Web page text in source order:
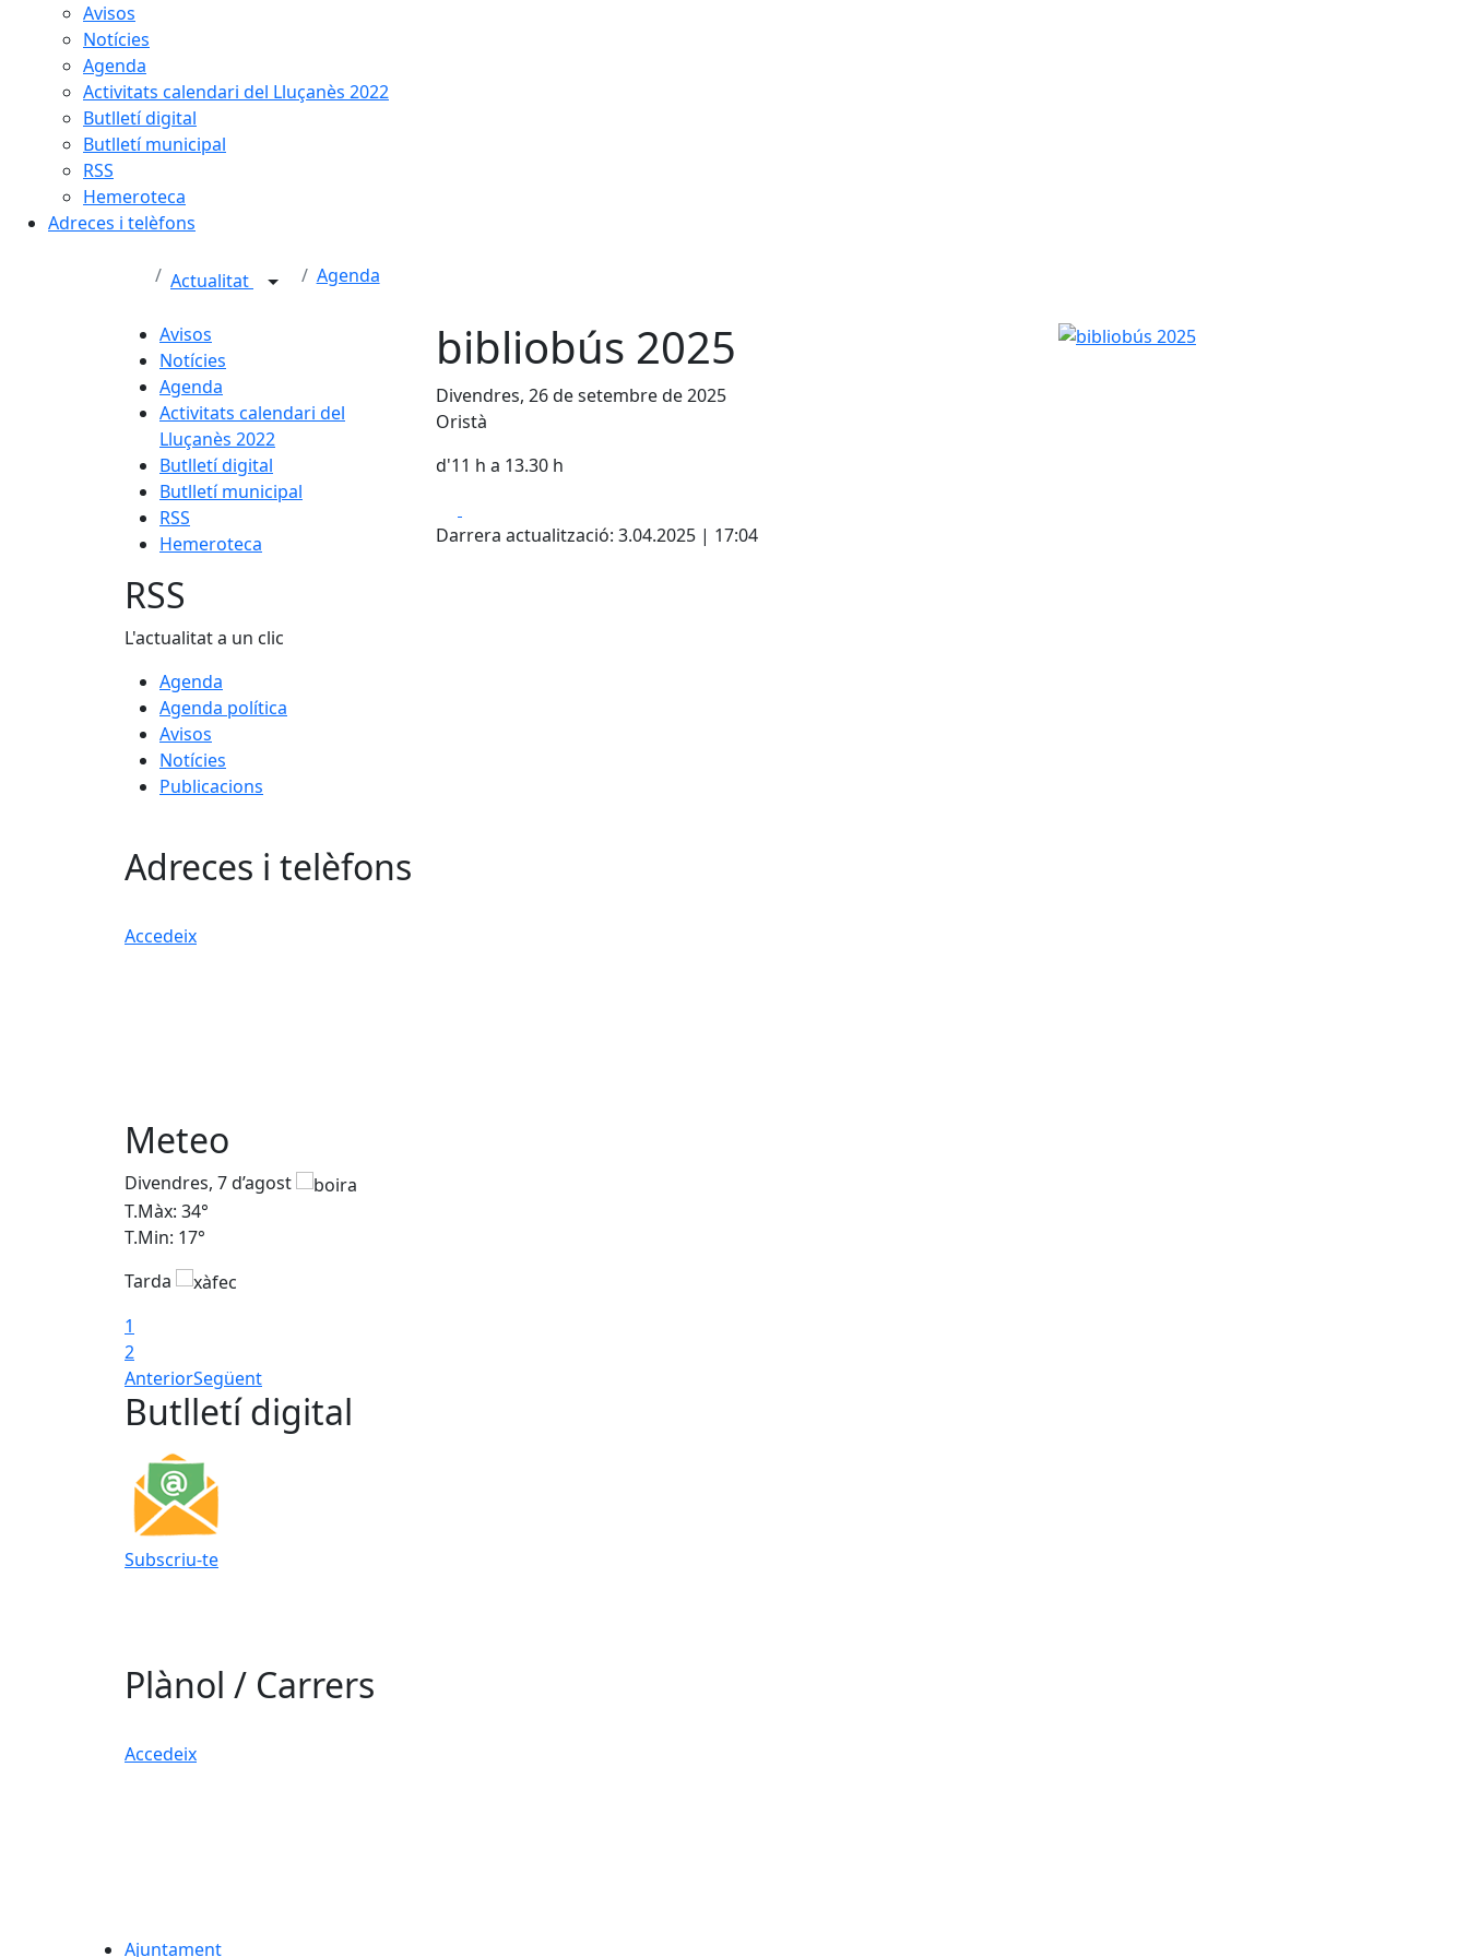
Avisos
Notícies
Agenda
Activitats calendari del Lluçanès 2022
Butlletí digital
Butlletí municipal
RSS
Hemeroteca
Adreces i telèfons
Actualitat Agenda
Avisos
Notícies
Agenda
Activitats calendari del
Lluçanès 2022
Butlletí digital
Butlletí municipal
RSS
Hemeroteca
bibliobús 2025
Divendres, 26 de setembre de 2025
Oristà
d'11 h a 13.30 h
Darrera actualització: 3.04.2025 | 17:04
bibliobús 2025
RSS
L'actualitat a un clic
Agenda
Agenda política
Avisos
Notícies
Publicacions
Adreces i telèfons
Accedeix
Meteo
Divendres, 7 d’agost
T.Màx: 34°
T.Min: 17°
Tarda
1
2
AnteriorSegüent
Butlletí digital
Subscriu-te
Plànol / Carrers
Accedeix
Ajuntament